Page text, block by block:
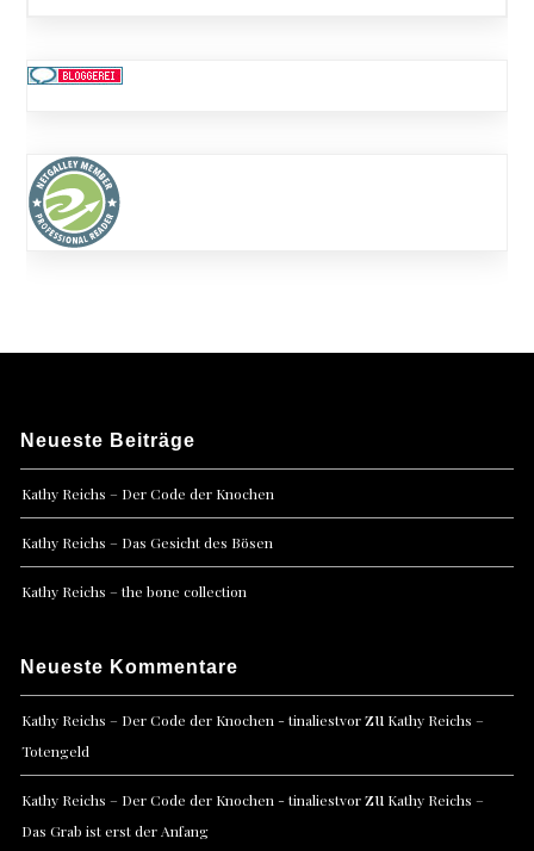
Neueste Beiträge
Kathy Reichs – Der Code der Knochen
Kathy Reichs – Das Gesicht des Bösen
Kathy Reichs – the bone collection
Neueste Kommentare
Kathy Reichs – Der Code der Knochen - tinaliestvorzu Kathy Reichs –
Totengeld
Kathy Reichs – Der Code der Knochen - tinaliestvorzu Kathy Reichs –
Das Grab ist erst der Anfang